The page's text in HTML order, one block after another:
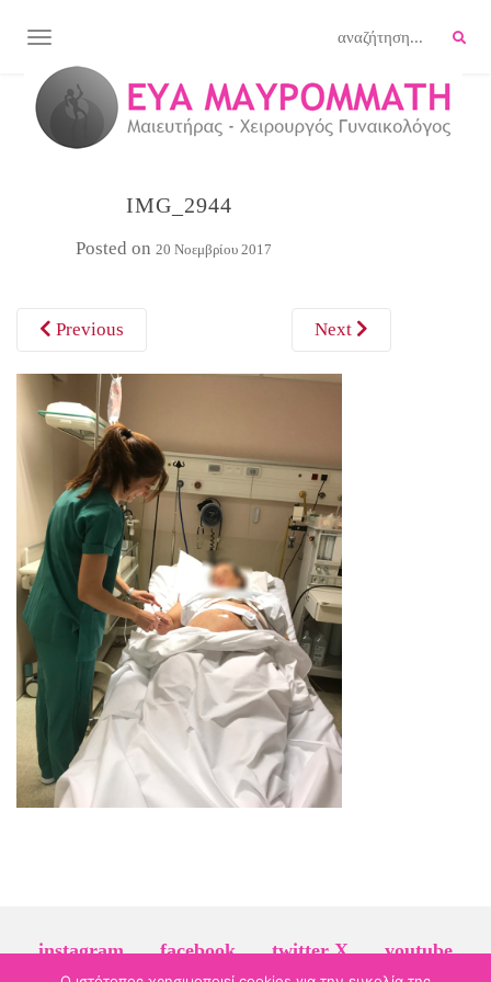
TOGGLE NAVIGATION
IMG_2944
Posted on20 Νοεμβρίου 2017
Previous Next
instagram facebook twitter X
youtube